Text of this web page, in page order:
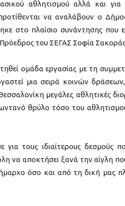
αθλητισμού αλλά και
να αναλάβουν ο
στο πλαίσιο συνάντησης που
του ΣΕΓΑΣ Σοφία
ομάδα εργασίας με τη
μια σειρά κοινών
μεγάλες αθλητικές
θρύλο τόσο του
τους ιδιαίτερους δεσμούς
να αποκτήσει ξανά την αίγλη
όσο και από τη δική μας